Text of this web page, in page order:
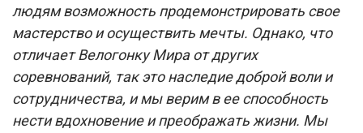
людям возможность продемонстрировать свое
мастерство и осуществить мечты. Однако, что
отличает Велогонку Мира от других
соревнований, так это наследие доброй воли и
сотрудничества, и мы верим в ее способность
нести вдохновение и преображать жизни. Мы